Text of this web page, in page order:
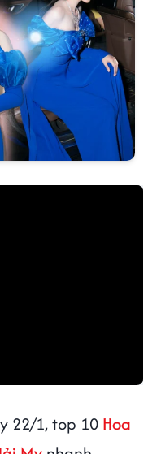
22/1, top 10 Hoa